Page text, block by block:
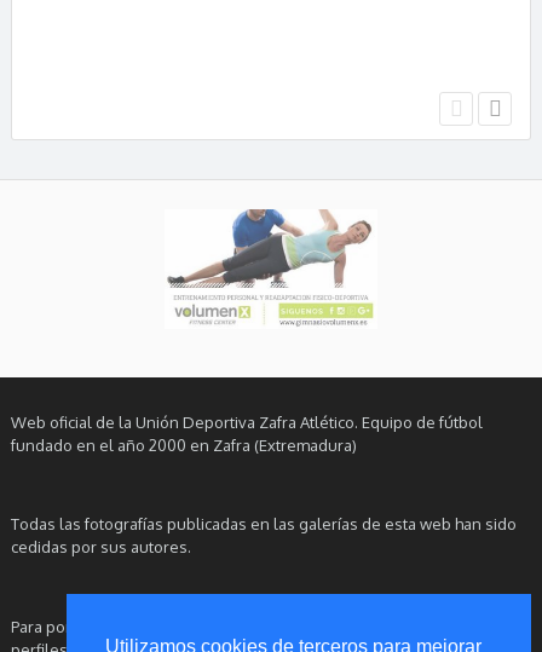
Utilizamos cookies de terceros para mejorar
Web oficial de la Unión Deportiva Zafra Atlético. Equipo de fútbol
fundado en el año 2000 en Zafra (Extremadura)
Todas las fotografías publicadas en las galerías de esta web han sido
cedidas por sus autores.
Para ponerse en contacto con este Club, le rogamos utilice nuestros